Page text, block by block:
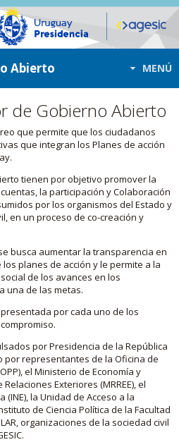
Abierto MENÚ
de Gobierno Abierto
que permite que los ciudadanos
que integran los Planes de acción
tienen por objetivo promover la
la participación y Colaboración
por los organismos del Estado y
en un proceso de co-creación y
busca aumentar la transparencia en
planes de acción y le permite a la
de los avances en los
una de las metas.
por cada uno de los
por Presidencia de la República
por representantes de la Oficina de
el Ministerio de Economía y
Exteriores (MRREE), el
la Unidad de Acceso a la
de Ciencia Política de la Facultad
organizaciones de la sociedad civil